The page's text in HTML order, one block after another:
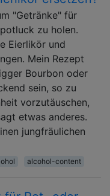
"Getränke" für
zu holen.
Eierlikör und
Mein Rezept
Bourbon oder
sein, so zu
vorzutäuschen,
etwas anderes.
jungfräulichen
alcohol-content